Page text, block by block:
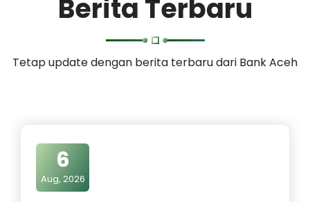
Berita Terbaru
Tetap update dengan berita terbaru dari Bank Aceh
6
Aug, 2026